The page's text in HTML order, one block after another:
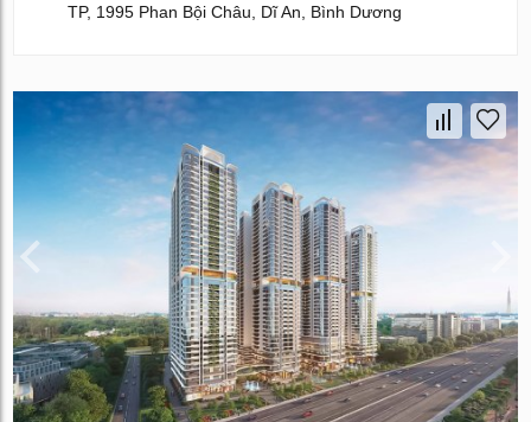
TP, 1995 Phan Bội Châu, Dĩ An, Bình Dương